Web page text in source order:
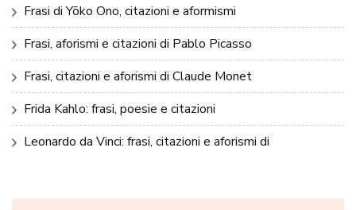
Frasi di Yōko Ono, citazioni e aformismi
Frasi, aforismi e citazioni di Pablo Picasso
Frasi, citazioni e aforismi di Claude Monet
Frida Kahlo: frasi, poesie e citazioni
Leonardo da Vinci: frasi, citazioni e aforismi di